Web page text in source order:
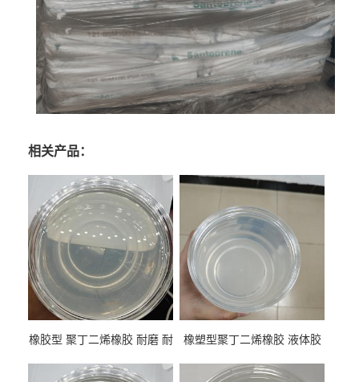
相关产品：
橡胶型 聚丁二烯橡胶 耐磨 耐
橡塑型聚丁二烯橡胶 液体胶